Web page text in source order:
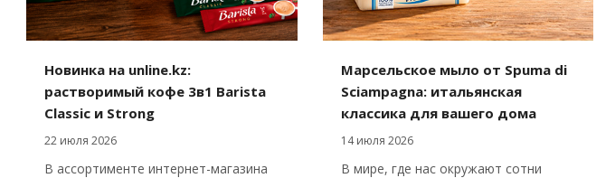
Новинка на unline.kz:
растворимый кофе 3в1 Barista
Classic и Strong
22 июля 2026
В ассортименте интернет-магазина
Марсельское мыло от Spuma di
Sciampagna: итальянская
классика для вашего дома
14 июля 2026
В мире, где нас окружают сотни